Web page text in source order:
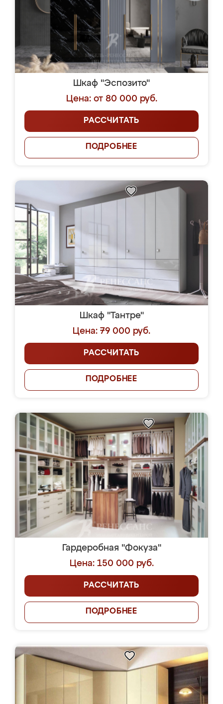
Шкаф "Эспозито"
Цена: от 80 000 руб.
РАССЧИТАТЬ
ПОДРОБНЕЕ
Шкаф "Тантре"
Цена: 79 000 руб.
РАССЧИТАТЬ
ПОДРОБНЕЕ
Гардеробная "Фокуза"
Цена: 150 000 руб.
РАССЧИТАТЬ
ПОДРОБНЕЕ